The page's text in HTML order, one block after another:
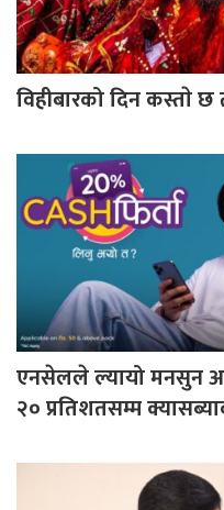
विहीबारको दिन कस्ताे छ
एनसेलले ल्यायो मनसुन
२० प्रतिशतसम्म